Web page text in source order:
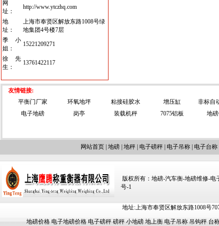
网
址：
http://www.ytczhq.com
地
址：
上海市奉贤区解放东路1008号绿
地集团4号楼7层
季小
姐：
15221209271
徐先
生：
13761422117
友情链接:
平衡门厂家
环氧地坪 粘接硅胶水 增压缸
非标自
电子地磅
岗亭 装载机秤 7075铝板 地
网站首页 地磅 地秤 电子磅秤 电子吊称 电子台称
版权所有：地磅-汽车衡-地磅维修-电
号-1
地址:上海市奉贤区解放东路1008号
地磅价格 电子地磅价格 电子磅秤 磅秤 小地磅 地上衡 电子吊称 吊钩秤 台